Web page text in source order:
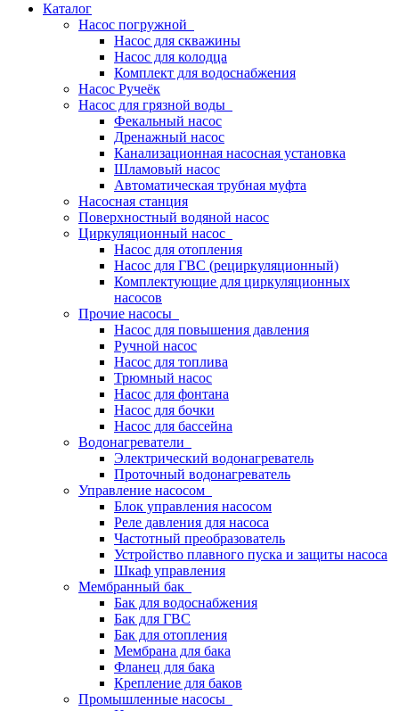
Каталог
Насос погружной
Насос для скважины
Насос для колодца
Комплект для водоснабжения
Насос Ручеёк
Насос для грязной воды
Фекальный насос
Дренажный насос
Канализационная насосная установка
Шламовый насос
Автоматическая трубная муфта
Насосная станция
Поверхностный водяной насос
Циркуляционный насос
Насос для отопления
Насос для ГВС (рециркуляционный)
Комплектующие для циркуляционных
насосов
Прочие насосы
Насос для повышения давления
Ручной насос
Насос для топлива
Трюмный насос
Насос для фонтана
Насос для бочки
Насос для бассейна
Водонагреватели
Электрический водонагреватель
Проточный водонагреватель
Управление насосом
Блок управления насосом
Реле давления для насоса
Частотный преобразователь
Устройство плавного пуска и защиты насоса
Шкаф управления
Мембранный бак
Бак для водоснабжения
Бак для ГВС
Бак для отопления
Мембрана для бака
Фланец для бака
Крепление для баков
Промышленные насосы